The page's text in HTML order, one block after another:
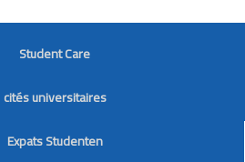
FOOTER
Student Care
cités universitaires
Expats Studenten